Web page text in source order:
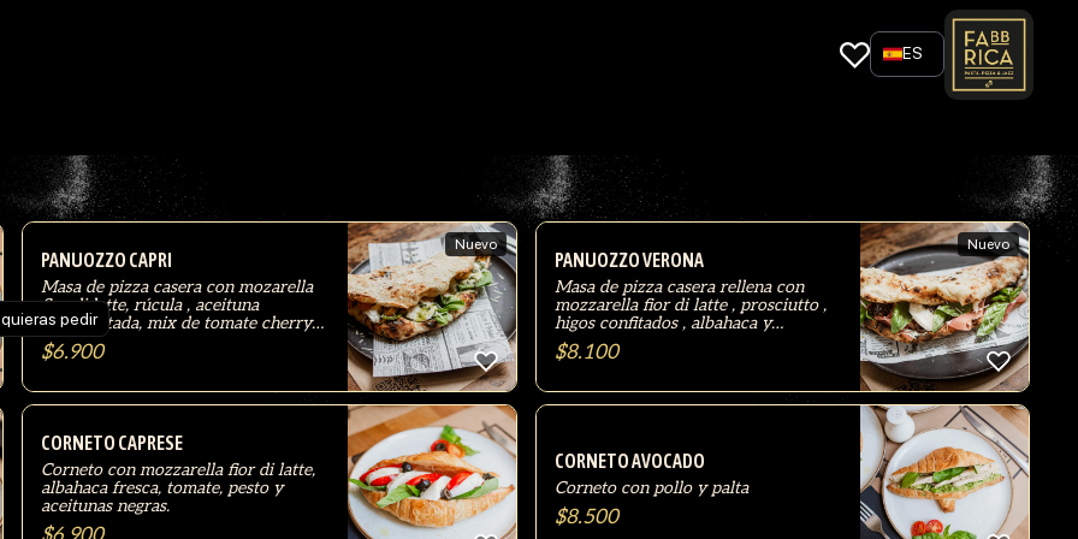
ES
PANUOZZO CAPRI
Masa de pizza casera con mozarella
fior di latte, rúcula , aceituna
deshidratada, mix de tomate cherry
confitado, pesto y grana padano.
$6.900
Nuevo
PANUOZZO VERONA
Masa de pizza casera rellena con
mozzarella fior di latte , prosciutto ,
higos confitados , albahaca y
pecorino romano
$8.100
Nuevo
CORNETO CAPRESE
Corneto con mozzarella fior di latte,
albahaca fresca, tomate, pesto y
aceitunas negras.
CORNETO AVOCADO
Corneto con pollo y palta
$8.500
pedir